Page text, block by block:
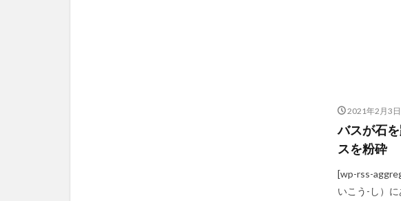
2021年2月3日
バスが石
スを粉砕
[wp-rss-
いこう-し）